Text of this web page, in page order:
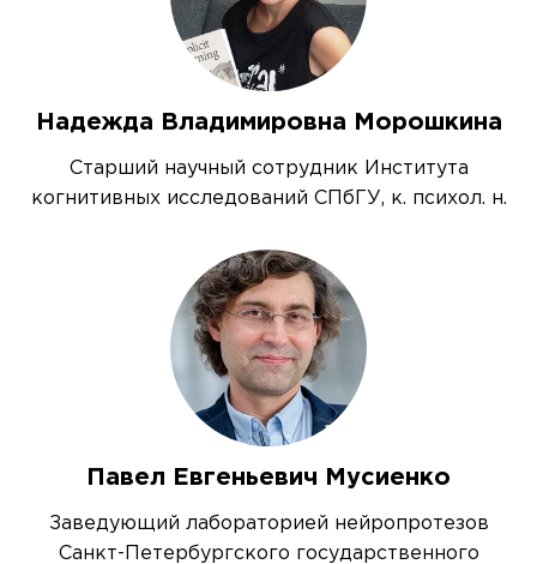
Надежда Владимировна Морошкина
Старший научный сотрудник Института
когнитивных исследований СПбГУ, к. психол. н.
Павел Евгеньевич Мусиенко
Заведующий лабораторией нейропротезов
Санкт-Петербургского государственного